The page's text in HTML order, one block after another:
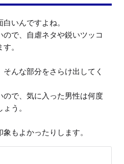
いんですよね。
で、自虐ネタや鋭いツッコ
。
んな部分をさらけ出してく
ので、気に入った男性は何度
う。
もよかったりします。